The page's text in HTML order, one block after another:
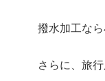
撥水加工な
さらに、旅